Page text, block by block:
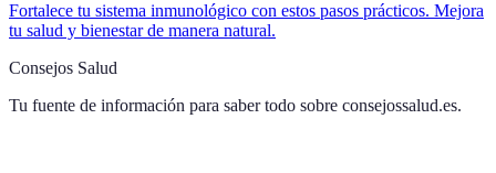
Fortalece tu sistema inmunológico con estos pasos prácticos. Mejora
tu salud y bienestar de manera natural.
Consejos Salud
Tu fuente de información para saber todo sobre consejossalud.es.